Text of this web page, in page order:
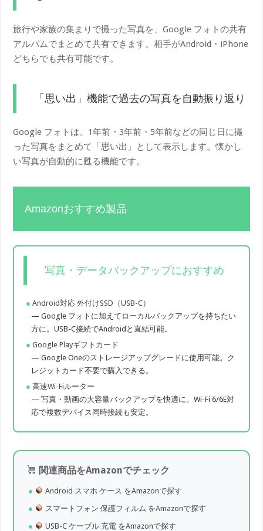
旅行や家族の集まりで撮った写真を、Google フォトの共有
アルバムでまとめて共有できます。相手がAndroid・iPhone
どちらでも共有可能です。
「思い出」機能で過去の写真を自動振り返り
Google フォトは、1年前・3年前・5年前などの同じ日に撮
った写真をまとめて「思い出」として表示します。懐かし
い写真が自動的に甦る機能です。
Amazonおすすめ製品
写真・データバックアップにおすすめ
Android対応 外付けSSD（USB-C）
— Google フォトに加えてローカルバックアップを持ちたい
方に。USB-C接続でAndroidと直結可能。
Google Playギフトカード
— Google Oneのストレージアップグレードに使用可能。ク
レジットカード不要で購入できる。
高速Wi-Fiルーター
— 写真・動画の大容量バックアップを快適に。Wi-Fi 6/6E対
応で複数デバイス同時接続も安定。
関連商品をAmazonでチェック
Android スマホ ケース をAmazonで探す
スマートフォン 保護フィルム をAmazonで探す
USB-C ケーブル 充電 をAmazonで探す